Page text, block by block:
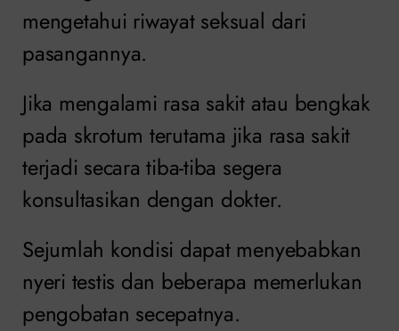
mengetahui riwayat seksual dari
pasangannya.
Jika mengalami rasa sakit atau bengkak
pada skrotum terutama jika rasa sakit
terjadi secara tiba-tiba segera
konsultasikan dengan dokter.
Sejumlah kondisi dapat menyebabkan
nyeri testis dan beberapa memerlukan
pengobatan secepatnya.